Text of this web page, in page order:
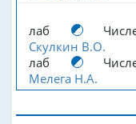
лаб
Скулкин В.О.
лаб
Мелега Н.А.